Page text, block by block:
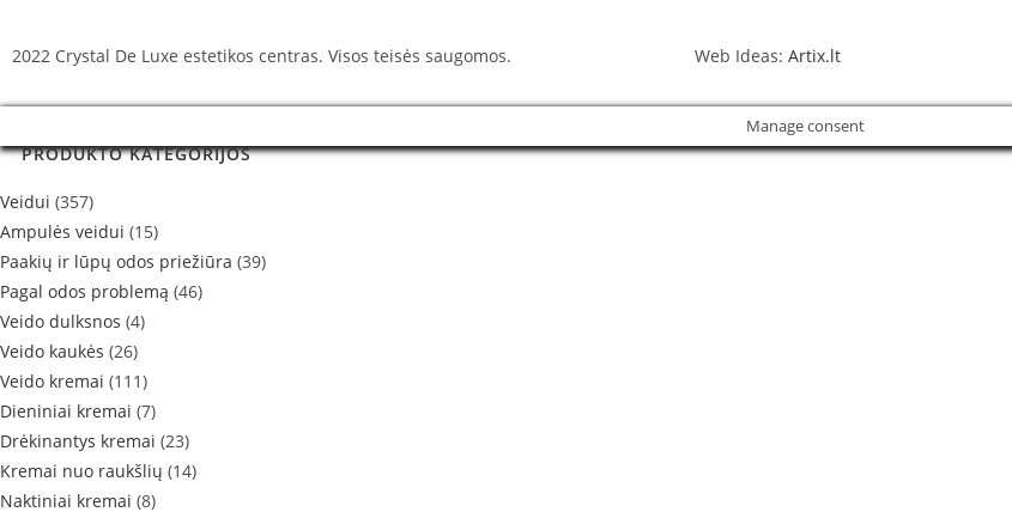
2022 Crystal De Luxe estetikos centras. Visos teisės saugomos. Web Ideas: Artix.lt
Manage consent
PRODUKTO KATEGORIJOS
Veidui (357)
Ampulės veidui (15)
Paakių ir lūpų odos priežiūra (39)
Pagal odos problemą (46)
Veido dulksnos (4)
Veido kaukės (26)
Veido kremai (111)
Dieniniai kremai (7)
Drėkinantys kremai (23)
Kremai nuo raukšlių (14)
Naktiniai kremai (8)